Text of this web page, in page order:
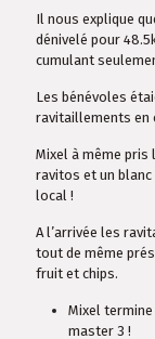
Il nous explique
dénivelé pour
cumulant
Les bénévoles
ravitaillements en
Mixel à même pris
ravitos et un
local !
A l’arrivée les
tout de même
fruit et chips.
Mixel termine
master 3 !